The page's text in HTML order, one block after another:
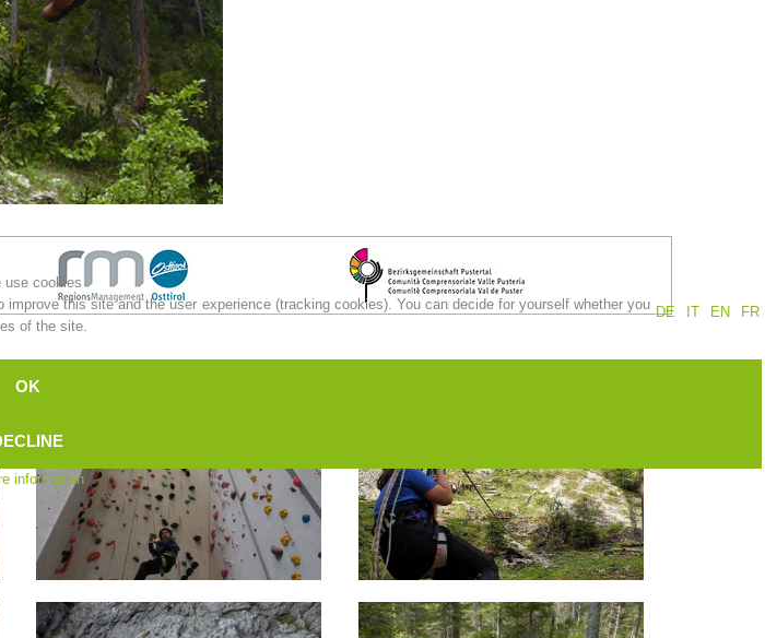
use cookies
DE
IT EN FR
this site and the user experience (tracking cookies). You can decide for yourself whether you
of the site.
OK
information